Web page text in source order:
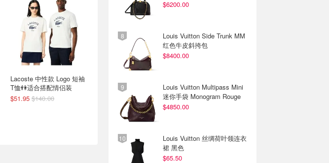
Lacoste 中性款 Logo 短袖
T恤👫适合搭配情侣装
$51.95 $140.00
$6200.00
Louis Vuitton Side Trunk MM
红色牛皮斜挎包
$8400.00
Louis Vuitton Multipass Mini
迷你手袋 Monogram Rouge
$4850.00
Louis Vuitton 丝绸荷叶领连衣
裙 黑色
$65.50